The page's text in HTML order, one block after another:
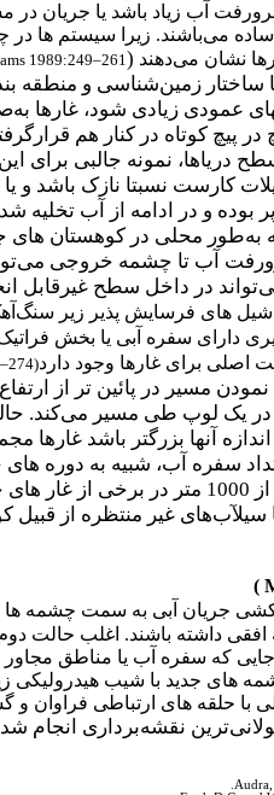
آب زیاد باشد یا جریان در
می‌باشند. زیرا سیستم ها در
نشان می‌دهند (
1989:249–261
زمین‌شناسی و منطقه
عمودی زیادی شود، غارها
در پیچ کوتاه در کنار هم
کارست نسبتا نازک باشد و
و در ادامه از آب تخلیه
محلی در کوهستان های
آب تا چشمه خروجی
در داخل سطح غیرقابل
شیل های فرسایش پذیر زیر
دارای سفره آبی یا بخش
اصلی برای غارها وجود دارد(
مسیر در پائین تر از
یک لوپ طی مسیر می‌کند.
آنها بزرگتر باشد غارها
سفره آب، شبیه به دوره
غیر منتظره از قبیل
)
جریان آبی به سمت چشمه ها
داشته باشند. اغلب حالت
های جدید با شیب
حلقه های ارتباطی فراوان
Audra,